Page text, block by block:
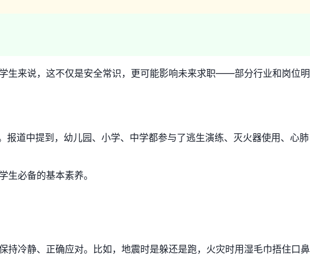
生来说，这不仅是安全常识，更可能影响未来求职——部分行业和岗位明
道中提到，幼儿园、小学、中学都参与了逃生演练、灭火器使用、心肺
必备的基本素养。
冷静、正确应对。比如，地震时是躲还是跑，火灾时用湿毛巾捂住口鼻